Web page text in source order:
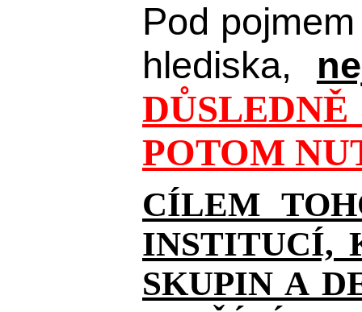
Pod pojmem
hlediska,
POTOM
CÍLEM
INSTITUCÍ,
SKUPIN A